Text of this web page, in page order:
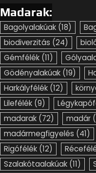
Madarak:
Bagolyalakúak (18)
biodiverzitás (24)
Gémfélék (11)
Gödényalakúak (19)
Harkályfélék (12)
Lilefélék (9)
madarak (72) madár
madármegfigyelés (41)
Rigófélék (12)
Szalakótaalakúak (11)